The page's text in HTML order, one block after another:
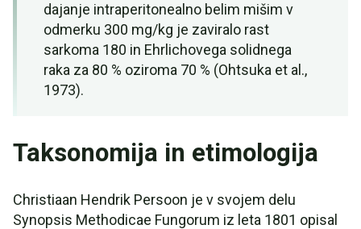
dajanje intraperitonealno belim mišim v
odmerku 300 mg/kg je zaviralo rast
sarkoma 180 in Ehrlichovega solidnega
raka za 80 % oziroma 70 % (Ohtsuka et al.,
1973).
Taksonomija in etimologija
Christiaan Hendrik Persoon je v svojem delu
Synopsis Methodicae Fungorum iz leta 1801 opisal